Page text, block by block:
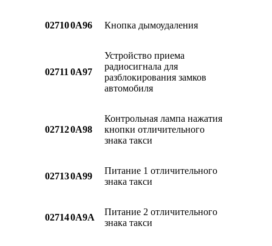
027100A96 Кнопка дымоудаления
02711 0A97
Устройство приема
радиосигнала для
разблокирования замков
автомобиля
027120A98
Контрольная лампа нажатия
кнопки отличительного
знака такси
027130A99
Питание 1 отличительного
знака такси
027140A9A
Питание 2 отличительного
знака такси